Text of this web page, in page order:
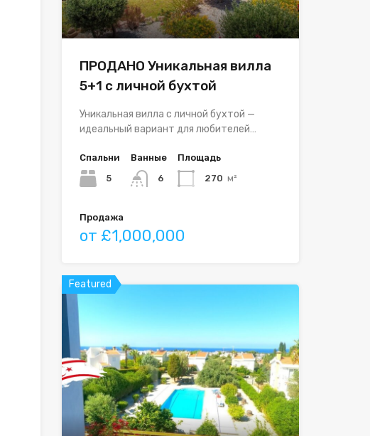
ПРОДАНО Уникальная вилла
5+1 с личной бухтой
Уникальная вилла с личной бухтой —
идеальный вариант для любителей…
Спальни
5
Ванные
6
Площадь
270 м²
Продажа
от £1,000,000
Featured